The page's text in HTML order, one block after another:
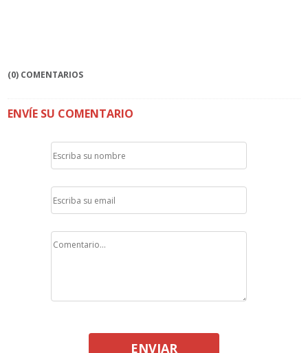
(0) COMENTARIOS
ENVÍE SU COMENTARIO
ENVIAR